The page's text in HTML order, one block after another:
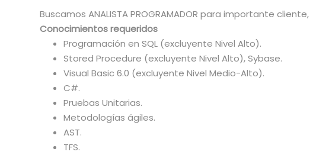
Buscamos ANALISTA PROGRAMADOR para importante cliente,
Conocimientos requeridos
Programación en SQL (excluyente Nivel Alto).
Stored Procedure (excluyente Nivel Alto), Sybase.
Visual Basic 6.0 (excluyente Nivel Medio-Alto).
C#.
Pruebas Unitarias.
Metodologías ágiles.
AST.
TFS.